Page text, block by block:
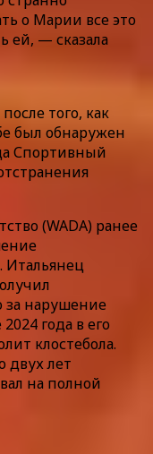
о Марии все это
ей, — сказала
того, как
был обнаружен
Спортивный
(WADA) ранее
Итальянец
за нарушение
года в его
клостебола.
двух лет
на полной